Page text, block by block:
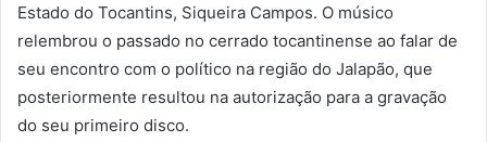
Estado do Tocantins, Siqueira Campos. O músico
relembrou o passado no cerrado tocantinense ao falar de
seu encontro com o político na região do Jalapão, que
posteriormente resultou na autorização para a gravação
do seu primeiro disco.